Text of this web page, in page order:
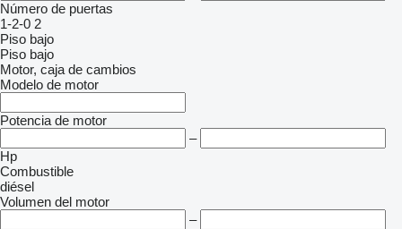
Número de puertas
1-2-0 2
Piso bajo
Piso bajo
Motor, caja de cambios
Modelo de motor
Potencia de motor
–
Hp
Combustible
diésel
Volumen del motor
–